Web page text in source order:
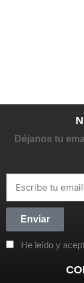
Déjanos tu
He leído y
Enviar